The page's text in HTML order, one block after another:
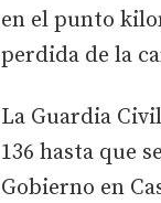
en el punto
perdida de la
La Guardia
136 hasta que
Gobierno en